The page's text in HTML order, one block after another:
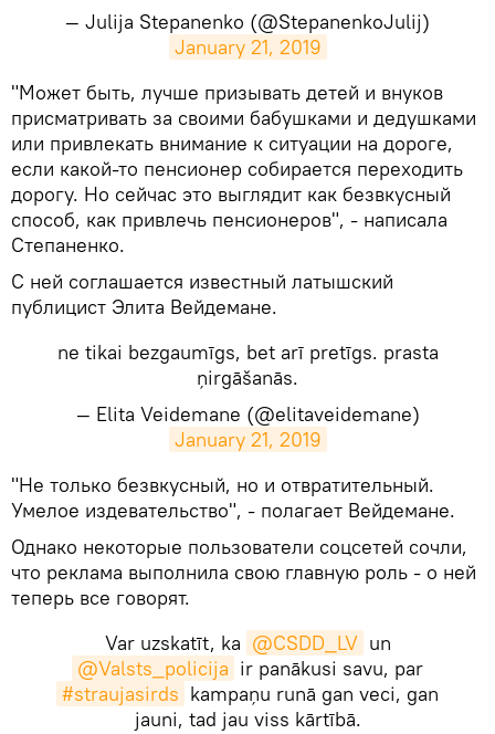
— Julija Stepanenko (@StepanenkoJulij)
January 21, 2019
​"Может быть, лучше призывать детей и внуков
присматривать за своими бабушками и дедушками
или привлекать внимание к ситуации на дороге,
если какой-то пенсионер собирается переходить
дорогу. Но сейчас это выглядит как безвкусный
способ, как привлечь пенсионеров", - написала
Степаненко.
С ней соглашается известный латышский
публицист Элита Вейдемане.
ne tikai bezgaumīgs, bet arī pretīgs. prasta
ņirgāšanās.
— Elita Veidemane (@elitaveidemane)
January 21, 2019
​"Не только безвкусный, но и отвратительный.
Умелое издевательство", - полагает Вейдемане.
Однако некоторые пользователи соцсетей сочли,
что реклама выполнила свою главную роль - о ней
теперь все говорят.
Var uzskatīt, ka @CSDD_LV un
@Valsts_policija ir panākusi savu, par
#straujasirds kampaņu runā gan veci, gan
jauni, tad jau viss kārtībā.